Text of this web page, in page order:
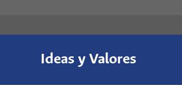
Ideas y Valores